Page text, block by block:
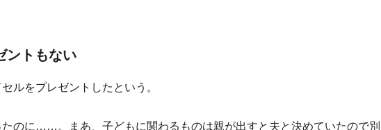
ントもない
ルをプレゼントしたという。
たのに……。まあ、子どもに関わるものは親が出すと夫と決めていたので別